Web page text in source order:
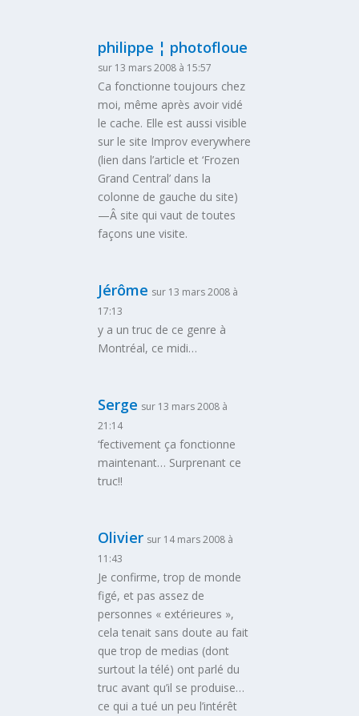
philippe ¦ photofloue
sur 13 mars 2008 à 15:57
Ca fonctionne toujours chez
moi, même après avoir vidé
le cache. Elle est aussi visible
sur le site Improv everywhere
(lien dans l’article et ‘Frozen
Grand Central’ dans la
colonne de gauche du site)
—Â site qui vaut de toutes
façons une visite.
Jérôme sur 13 mars 2008 à
17:13
y a un truc de ce genre à
Montréal, ce midi…
Serge sur 13 mars 2008 à
21:14
‘fectivement ça fonctionne
maintenant… Surprenant ce
truc!!
Olivier sur 14 mars 2008 à
11:43
Je confirme, trop de monde
figé, et pas assez de
personnes « extérieures »,
cela tenait sans doute au fait
que trop de medias (dont
surtout la télé) ont parlé du
truc avant qu’il se produise…
ce qui a tué un peu l’intérêt